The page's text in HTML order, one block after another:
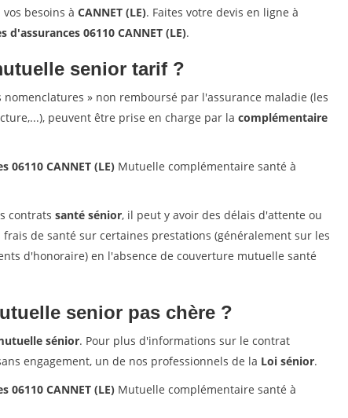
besoins à CANNET (LE). Faites votre devis en ligne à
d'assurances 06110 CANNET (LE).
senior tarif ?
» non remboursé par l'assurance maladie (les
peuvent être prise en charge par la complémentaire
06110 CANNET (LE) Mutuelle complémentaire santé à
contrats santé sénior, il peut y avoir des délais d'attente ou
de santé sur certaines prestations (généralement sur les
d'honoraire) en l'absence de couverture mutuelle santé
senior pas chère ?
sénior. Pour plus d'informations sur le contrat
engagement, un de nos professionnels de la Loi sénior.
06110 CANNET (LE) Mutuelle complémentaire santé à